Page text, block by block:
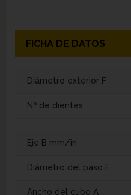
FICHA DE DATOS
Diámetro exterior F
Nº de dientes
Eje B mm/in
Diámetro del paso E
Ancho del cubo A